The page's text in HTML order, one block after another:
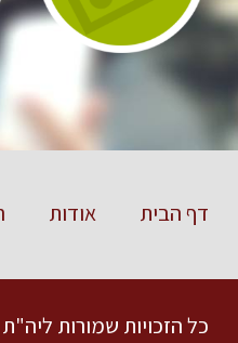
דף הבית אודות
כל הזכויות שמורות ליה"ת 2019